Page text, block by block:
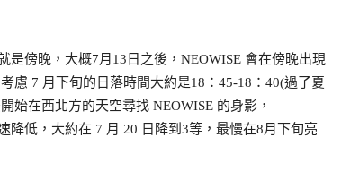
是傍晚，大概7月13日之後，NEOWISE 會在傍晚出現
慮 7 月下旬的日落時間大約是18：45-18：40(過了夏
始在西北方的天空尋找 NEOWISE 的身影，
降低，大約在 7 月 20 日降到3等，最慢在8月下旬亮